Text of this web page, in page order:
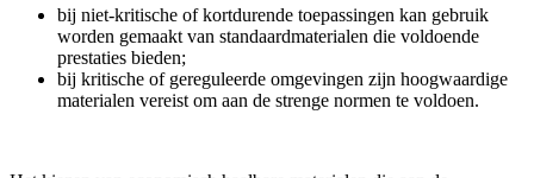
bij niet-kritische of kortdurende toepassingen kan gebruik
worden gemaakt van standaardmaterialen die voldoende
prestaties bieden;
bij kritische of gereguleerde omgevingen zijn hoogwaardige
materialen vereist om aan de strenge normen te voldoen.